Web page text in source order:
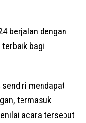
berjalan dengan
bagi
sendiri mendapat
termasuk
acara tersebut